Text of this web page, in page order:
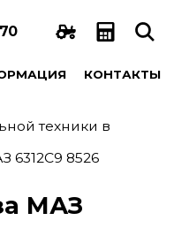
70
КОНТАКТЫ
техники в
6312С9 8526
МАЗ